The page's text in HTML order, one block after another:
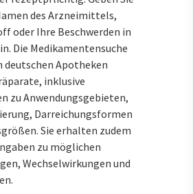
des Arzneimittels,
oder Ihre Beschwerden in
Die Medikamentensuche
deutschen Apotheken
inklusive
zu Anwendungsgebieten,
Darreichungsformen
Sie erhalten zudem
zu möglichen
Wechselwirkungen und